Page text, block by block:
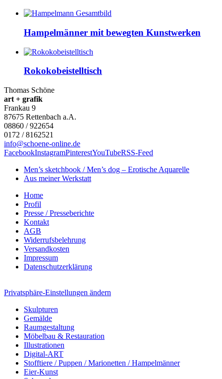
Hampelmänner mit bewegten Kunstwerken
Rokokobeistelltisch
Thomas Schöne
art + grafik
Frankau 9
87675 Rettenbach a.A.
08860 / 922654
0172 / 8162521
info@schoene-online.de
FacebookInstagramPinterestYouTubeRSS-Feed
Men’s sketchbook / Men’s dog – Erotische Aquarelle
Aus meiner Werkstatt
Home
Profil
Presse / Presseberichte
Kontakt
AGB
Widerrufsbelehrung
Versandkosten
Impressum
Datenschutzerklärung
Privatsphäre-Einstellungen ändern
Skulpturen
Gemälde
Raumgestaltung
Möbelbau & Restauration
Illustrationen
Digital-ART
Stofftiere / Puppen / Marionetten / Hampelmänner
Eier-Kunst